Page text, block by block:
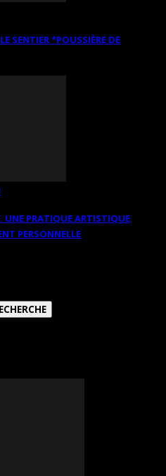
SENTIER *POUSSIÈRE DE
UNE PRATIQUE ARTISTIQUE
PERSONNELLE